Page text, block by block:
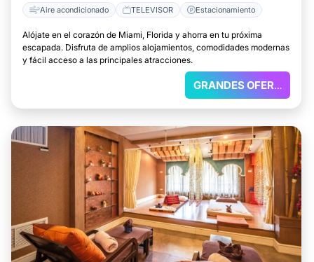
Aire acondicionado TELEVISOR Estacionamiento
Alójate en el corazón de Miami, Florida y ahorra en tu próxima
escapada. Disfruta de amplios alojamientos, comodidades modernas
y fácil acceso a las principales atracciones.
GRANDES OFERTAS